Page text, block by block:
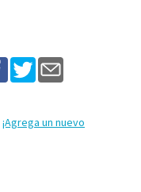
¡Agrega un nuevo